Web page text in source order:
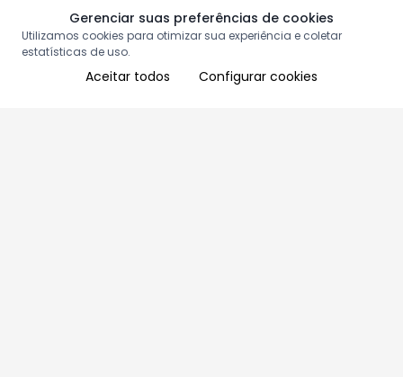
Gerenciar suas preferências de cookies
Utilizamos cookies para otimizar sua experiência e coletar
estatísticas de uso.
Aceitar todos Configurar cookies